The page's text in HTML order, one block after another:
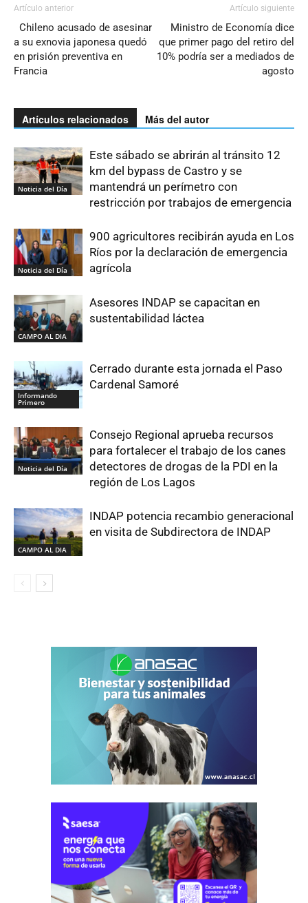
Artículo anterior
Chileno acusado de asesinar
a su exnovia japonesa quedó
en prisión preventiva en
Francia
Artículo siguiente
Ministro de Economía dice
que primer pago del retiro del
10% podría ser a mediados de
agosto
Artículos relacionados Más del autor
Noticia del Día
Este sábado se abrirán al tránsito 12
km del bypass de Castro y se
mantendrá un perímetro con
restricción por trabajos de emergencia
Noticia del Día
900 agricultores recibirán ayuda en Los
Ríos por la declaración de emergencia
agrícola
CAMPO AL DIA
Asesores INDAP se capacitan en
sustentabilidad láctea
Informando
Primero
Cerrado durante esta jornada el Paso
Cardenal Samoré
Noticia del Día
Consejo Regional aprueba recursos
para fortalecer el trabajo de los canes
detectores de drogas de la PDI en la
región de Los Lagos
CAMPO AL DIA
INDAP potencia recambio generacional
en visita de Subdirectora de INDAP